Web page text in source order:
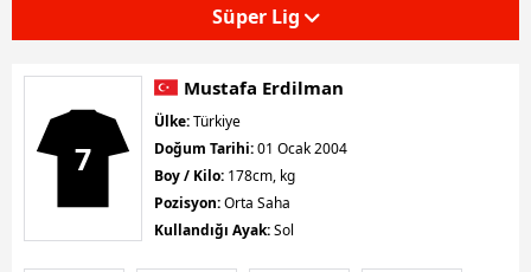
Süper Lig
7
Mustafa Erdilman
Ülke:Türkiye
Doğum Tarihi:01 Ocak 2004
Boy / Kilo: 178cm, kg
Pozisyon:Orta Saha
Kullandığı Ayak:Sol